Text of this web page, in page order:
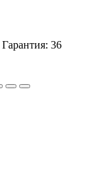
Гарантия: 36